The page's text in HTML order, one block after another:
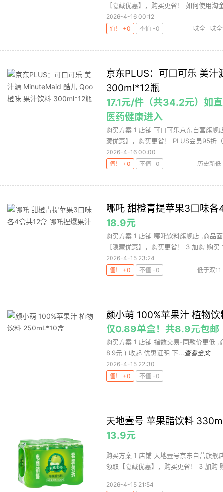
【隐藏优惠】，购买更省！ 如何使用淘
2026-4-16 00:12
值！ +0
不值 -0 味全 味
京东PLUS：可口可乐 美
300ml*12瓶
17.1元/件（共34.2元）如
医药健康进入
购买方案 1 店铺 可口可乐京东自营旗
藏优惠】，购买更省！ PLUS会员95折
2026-4-16 00:00
值！ +0
不值 -0 历史新低
哪吒 甜橙青提苹果3口味
18.9元
购买方案 1 店铺 哪吒饮料旗舰店 ,商品
【隐藏优惠】，购买更省！ 3 加购 购买
2026-4-15 23:24
值！ +0
不值 -0 低于双11
颜小萌 100%苹果汁 植物
仅0.89单盒！共8.9元包邮
购买方案 1 店铺 指数交易-同款价更低
8.9元 ) 收起 优惠证明 下... 查看全文
2026-4-15 22:30
值！ +0
不值 -0
天地壹号 苹果醋饮料
13.9元
购买方案 1 店铺 天地壹号京东自营旗
领取【隐藏优惠】，购买更省！ 3 加购
2026-4-15 21:54